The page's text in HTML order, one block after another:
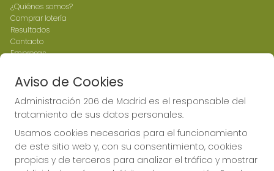
¿Quiénes somos?
Comprar lotería
Resultados
Contacto
Empresas
Peñas
Boletos digitales
Acceso
Registro
CONTACTO
ADMINISTRACION DE LOTERIAS: 206-MADRID - RECEPTOR
Aviso de Cookies
Administración 206 de Madrid es el responsable del
tratamiento de sus datos personales.
Usamos cookies necesarias para el funcionamiento
de este sitio web y, con su consentimiento, cookies
propias y de terceros para analizar el tráfico y mostrar